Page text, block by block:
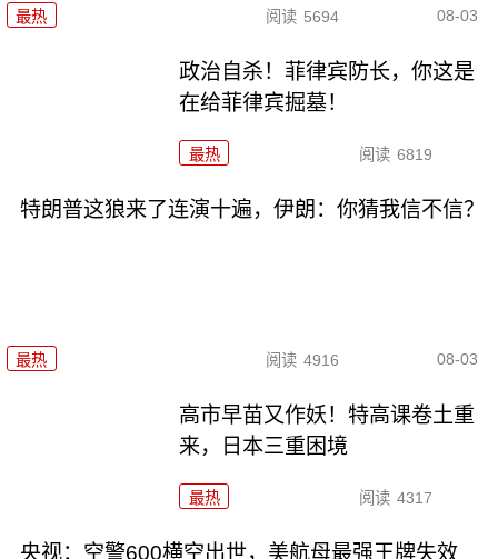
最热 阅读 5694 08-03
政治自杀！菲律宾防长，你这是
在给菲律宾掘墓！
最热 阅读 6819
特朗普这狼来了连演十遍，伊朗：你猜我信不信？
最热 阅读 4916 08-03
高市早苗又作妖！特高课卷土重
来，日本三重困境
最热 阅读 4317
央视：空警600横空出世，美航母最强王牌失效